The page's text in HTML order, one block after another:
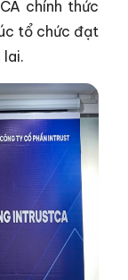
chính thức
tổ chức đạt
lai.